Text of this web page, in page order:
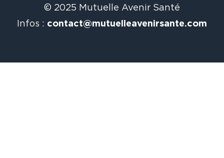
© 2025 Mutuelle Avenir Santé
Infos : contact@mutuelleavenirsante.com